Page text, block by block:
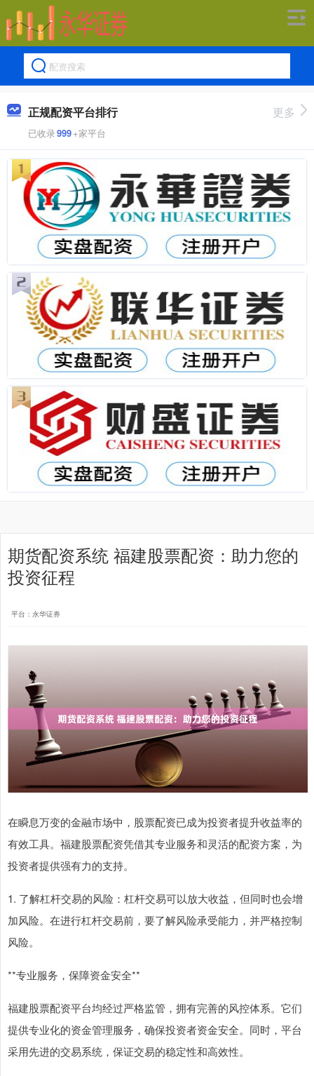
正规配资平台排行
已收录999+家平台
更多
期货配资系统 福建股票配资：助力您的
投资征程
平台：永华证券
在瞬息万变的金融市场中，股票配资已成为投资者提升收益率的
有效工具。福建股票配资凭借其专业服务和灵活的配资方案，为
投资者提供强有力的支持。
1. 了解杠杆交易的风险：杠杆交易可以放大收益，但同时也会增
加风险。在进行杠杆交易前，要了解风险承受能力，并严格控制
风险。
**专业服务，保障资金安全**
福建股票配资平台均经过严格监管，拥有完善的风控体系。它们
提供专业化的资金管理服务，确保投资者资金安全。同时，平台
采用先进的交易系统，保证交易的稳定性和高效性。